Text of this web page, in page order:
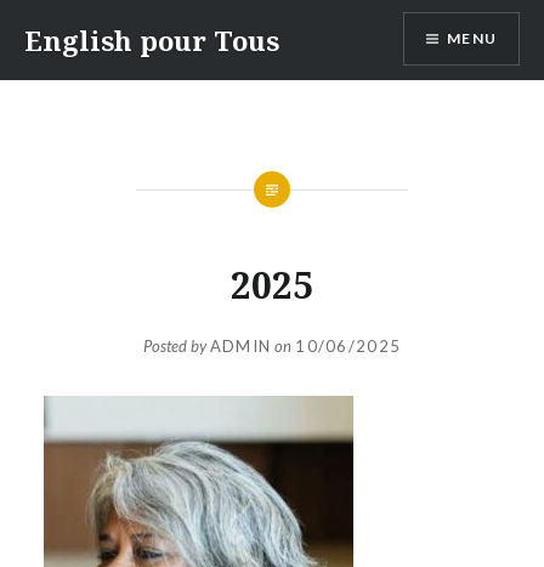
content
English pour Tous MENU
2025
Posted byADMIN on 10/06/2025